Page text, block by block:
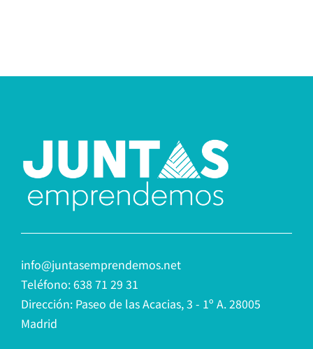
info@juntasemprendemos.net
Teléfono: 638 71 29 31
Dirección: Paseo de las Acacias, 3 - 1º A. 28005
Madrid